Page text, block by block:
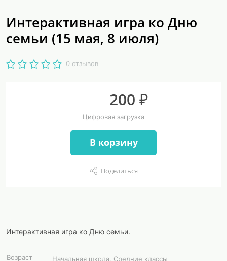
Интерактивная игра ко Дню
семьи (15 мая, 8 июля)
0 отзывов
200 ₽
Цифровая загрузка
В корзину
Поделиться
Интерактивная игра ко Дню семьи.
Возраст
Начальная школа, Средние классы